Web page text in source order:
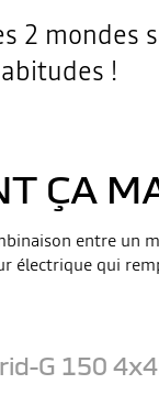
2 mondes
!
ÇA
entre un
électrique qui
G 150 4x4